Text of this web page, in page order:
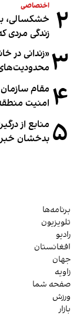
۲ اختصاصی
خشکسالی،
زندگی مردی
۳«زندانی در
۴ مقام
امنیت
۵ منابع از
بدخشان
برنامه‌ها
تلویزیون
رادیو
افغانستان
جهان
زاویه
صفحه شما
ورزش
بازار